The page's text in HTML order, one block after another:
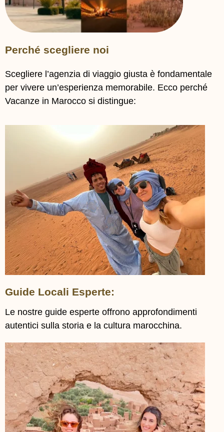
Perché scegliere noi
Scegliere l’agenzia di viaggio giusta è fondamentale
per vivere un’esperienza memorabile. Ecco perché
Vacanze in Marocco si distingue:
Guide Locali Esperte:
Le nostre guide esperte offrono approfondimenti
autentici sulla storia e la cultura marocchina.